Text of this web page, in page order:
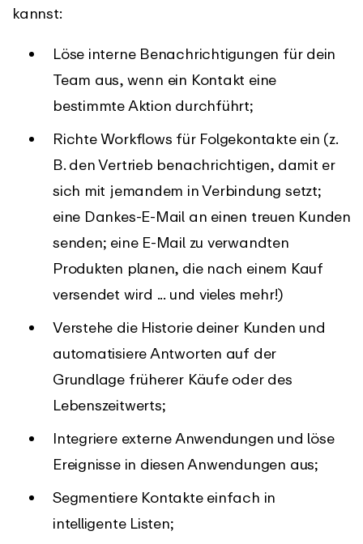
kannst:
Löse interne Benachrichtigungen für dein
Team aus, wenn ein Kontakt eine
bestimmte Aktion durchführt;
Richte Workflows für Folgekontakte ein (z.
B. den Vertrieb benachrichtigen, damit er
sich mit jemandem in Verbindung setzt;
eine Dankes-E-Mail an einen treuen Kunden
senden; eine E-Mail zu verwandten
Produkten planen, die nach einem Kauf
versendet wird ... und vieles mehr!)
Verstehe die Historie deiner Kunden und
automatisiere Antworten auf der
Grundlage früherer Käufe oder des
Lebenszeitwerts;
Integriere externe Anwendungen und löse
Ereignisse in diesen Anwendungen aus;
Segmentiere Kontakte einfach in
intelligente Listen;